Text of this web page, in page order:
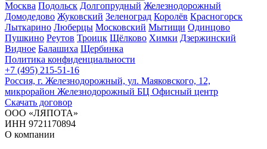
Москва Подольск Долгопрудный Железнодорожный
Домодедово Жуковский Зеленоград Королёв Красногорск
Лыткарино Люберцы Московский Мытищи Одинцово
Пушкино Реутов Троицк Щёлково Химки Дзержинский
Видное Балашиха Щербинка
Политика конфиденциальности
+7 (495) 215-51-16
Россия, г. Железнодорожный, ул. Маяковского, 12,
микрорайон Железнодорожный БЦ Офисный центр
Скачать договор
ООО «ЛЯПОТА»
ИНН 9721170894
О компании